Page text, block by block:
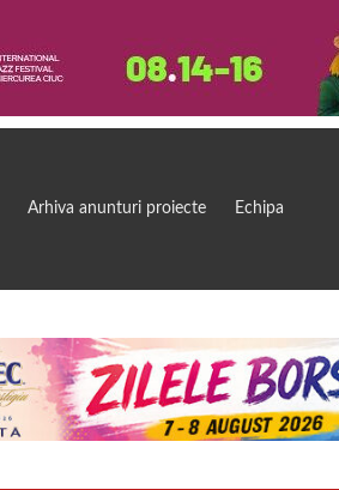
Arhiva anunturi proiecte Echipa